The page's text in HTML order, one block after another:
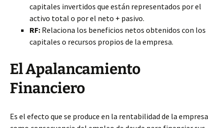
capitales invertidos que están representados por el
activo total o por el neto + pasivo.
RF: Relaciona los beneficios netos obtenidos con los
capitales o recursos propios de la empresa.
El Apalancamiento
Financiero
Es el efecto que se produce en la rentabilidad de la empresa